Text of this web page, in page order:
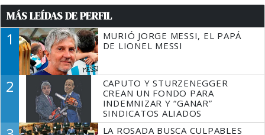
MÁS LEÍDAS DE PERFIL
1
MURIÓ JORGE MESSI, EL PAPÁ
DE LIONEL MESSI
2
CAPUTO Y STURZENEGGER
CREAN UN FONDO PARA
INDEMNIZAR Y “GANAR”
SINDICATOS ALIADOS
LA ROSADA BUSCA CULPABLES